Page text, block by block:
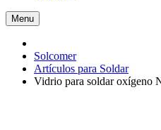
Menu
Solcomer
Artículos para Soldar
Vidrio para soldar oxígeno